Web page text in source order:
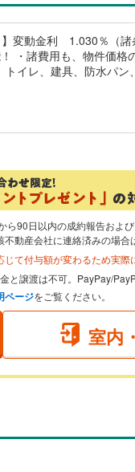
変動金利 1.030％（
・諸費用も、物件価
イレ、建具、防水パ
ら90日以内の成約報告およ
動産会社に連絡済みの場合
て付与額が変わるため実際
と譲渡は不可。PayPay/
ページをご覧ください。
室内